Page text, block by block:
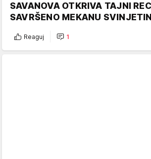
SAVANOVA OTKRIVA TAJNI
SAVRŠENO MEKANU
Reaguj 1